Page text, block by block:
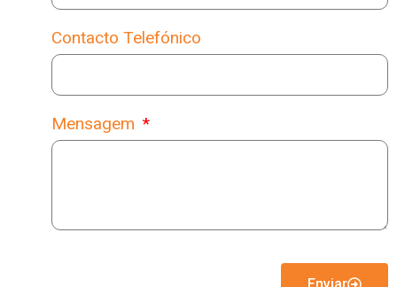
Contacto Telefónico
Mensagem
Enviar